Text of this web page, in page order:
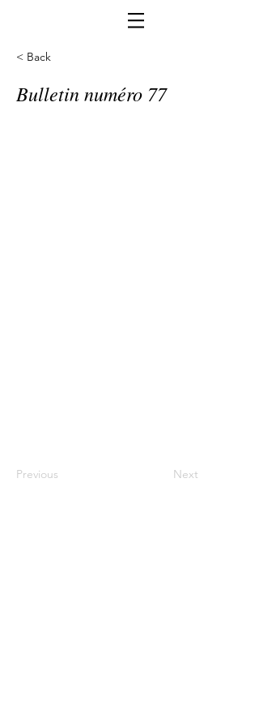
< Back
Bulletin numéro 77
Previous Next